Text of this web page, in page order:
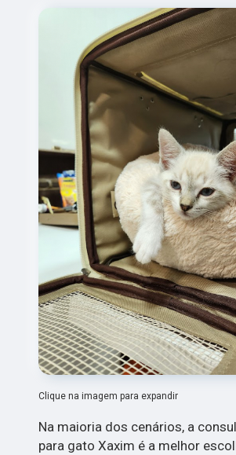
Clique na imagem para expandir
Na maioria dos cenários, a
para gato Xaxim é a melhor